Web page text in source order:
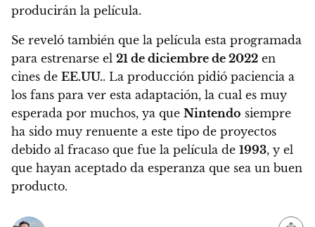
producirán la película.
Se reveló también que la película esta programada
para estrenarse el 21 de diciembre de 2022 en
cines de EE.UU.. La producción pidió paciencia a
los fans para ver esta adaptación, la cual es muy
esperada por muchos, ya que Nintendo siempre
ha sido muy renuente a este tipo de proyectos
debido al fracaso que fue la película de 1993, y el
que hayan aceptado da esperanza que sea un buen
producto.